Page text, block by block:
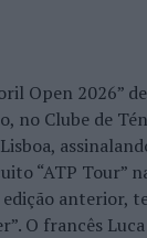
Open 2026”
no Clube de
“ATP Tour”
edição anterior,
O francês